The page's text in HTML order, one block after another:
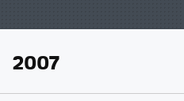
2007